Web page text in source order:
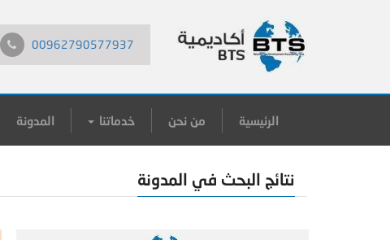
00962790577937
الرئيسية من نحن خدماتنا المدونة
نتائج البحث في المدونة